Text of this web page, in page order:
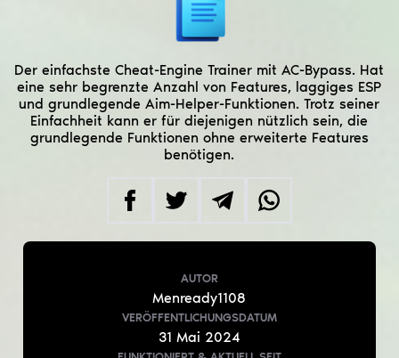
Der einfachste Cheat-Engine Trainer mit AC-Bypass. Hat
eine sehr begrenzte Anzahl von Features, laggiges ESP
und grundlegende Aim-Helper-Funktionen. Trotz seiner
Einfachheit kann er für diejenigen nützlich sein, die
grundlegende Funktionen ohne erweiterte Features
benötigen.
AUTOR
Menready1108
VERÖFFENTLICHUNGSDATUM
31 Mai 2024